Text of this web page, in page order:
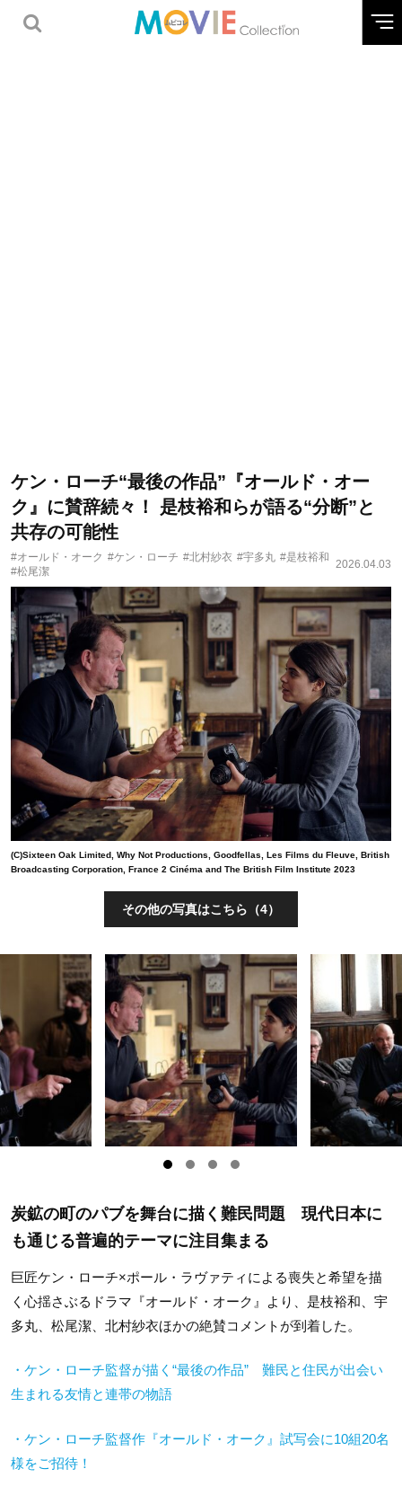
ケン・ローチ“最後の作品”『オールド・オー
ク』に賛辞続々！ 是枝裕和らが語る“分断”と
共存の可能性
#オールド・オーク #ケン・ローチ #北村紗衣 #宇多丸 #是枝裕和
#松尾潔
2026.04.03
(C)Sixteen Oak Limited, Why Not Productions, Goodfellas, Les Films du Fleuve, British
Broadcasting Corporation, France 2 Cinéma and The British Film Institute 2023
その他の写真はこちら（4）
炭鉱の町のパブを舞台に描く難民問題 現代日本に
も通じる普遍的テーマに注目集まる
巨匠ケン・ローチ×ポール・ラヴァティによる喪失と希望を描
く心揺さぶるドラマ『オールド・オーク』より、是枝裕和、宇
多丸、松尾潔、北村紗衣ほかの絶賛コメントが到着した。
・ケン・ローチ監督が描く“最後の作品” 難民と住民が出会い
生まれる友情と連帯の物語
・ケン・ローチ監督作『オールド・オーク』試写会に10組20名
様をご招待！